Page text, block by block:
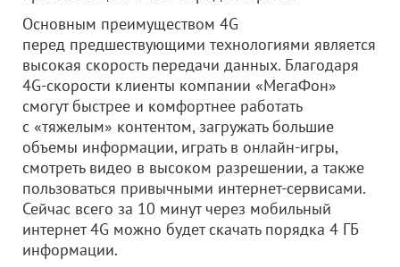
Основным преимуществом 4G
перед предшествующими технологиями является
высокая скорость передачи данных. Благодаря
4G-скорости клиенты компании «МегаФон»
смогут быстрее и комфортнее работать
с «тяжелым» контентом, загружать большие
объемы информации, играть в онлайн-игры,
смотреть видео в высоком разрешении, а также
пользоваться привычными интернет-сервисами.
Сейчас всего за 10 минут через мобильный
интернет 4G можно будет скачать порядка 4 ГБ
информации.